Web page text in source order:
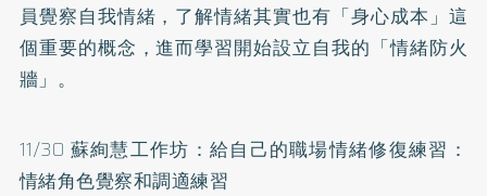
員覺察自我情緒，了解情緒其實也有「身心成本」這
個重要的概念，進而學習開始設立自我的「情緒防火
牆」。
11/30 蘇絢慧工作坊：給自己的職場情緒修復練習：
情緒角色覺察和調適練習